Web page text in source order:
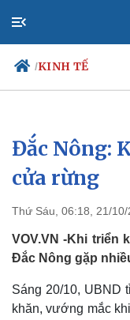
/KINH TẾ
Chính trị
Đảng
Tổ chức nhân sự
Nhận diện sự thật
Đắc Nông:
cửa rừng
Thứ Sáu, 06:18, 21/10/
VOV.VN -Khi triển
Đắc Nông gặp
Sáng 20/10, UBND
khăn, vướng mắc